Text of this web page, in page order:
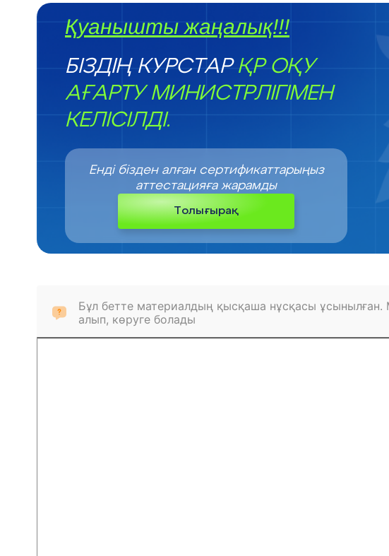
Қуанышты жаңалық!!!
БІЗДІҢ КУРСТАР ҚР ОҚУ
АҒАРТУ МИНИСТРЛІГІМЕН
КЕЛІСІЛДІ.
Енді бізден алған сертификаттарыңыз
аттестацияға жарамды
Толығырақ
Бұл бетте материалдың қысқаша нұсқасы
алып, көруге болады